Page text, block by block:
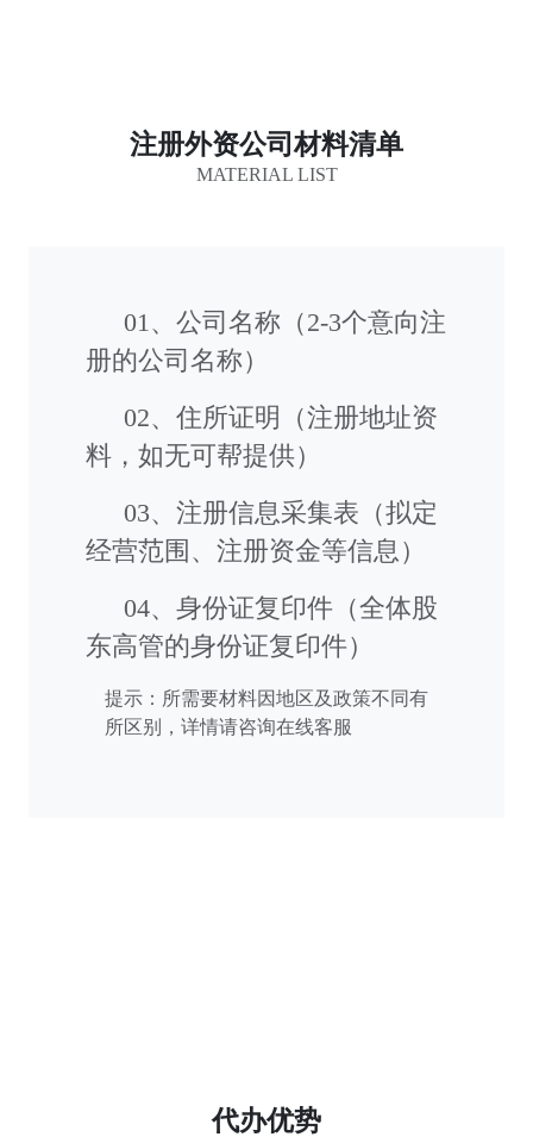
注册外资公司材料清单
MATERIAL LIST
01、公司名称（2-3个意向注
册的公司名称）
02、住所证明（注册地址资
料，如无可帮提供）
03、注册信息采集表（拟定
经营范围、注册资金等信息）
04、身份证复印件（全体股
东高管的身份证复印件）
提示：所需要材料因地区及政策不同有
所区别，详情请咨询在线客服
代办优势